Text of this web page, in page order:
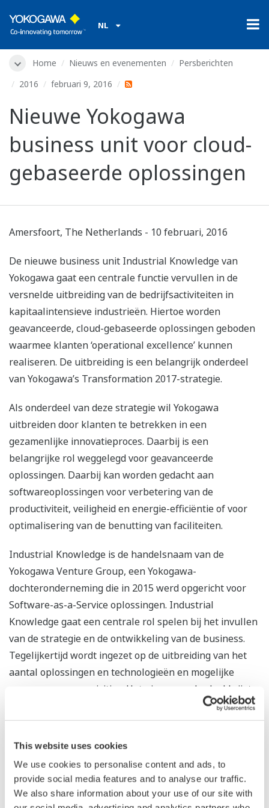
This website uses cookies
We use cookies to personalise content and ads, to
provide social media features and to analyse our traffic.
We also share information about your use of our site with
NL
Home Nieuws en evenementen
Persberichten
2016
februari 9, 2016
Nieuwe Yokogawa
business unit voor cloud-
gebaseerde oplossingen
Amersfoort, The Netherlands - 10 februari, 2016
De nieuwe business unit Industrial Knowledge van
Yokogawa gaat een centrale functie vervullen in de
versnelde uitbreiding van de bedrijfsactiviteiten in
kapitaalintensieve industrieën. Hiertoe worden
geavanceerde, cloud-gebaseerde oplossingen geboden
waarmee klanten ‘operational excellence’ kunnen
realiseren. De uitbreiding is een belangrijk onderdeel
van Yokogawa’s Transformation 2017-strategie.
Als onderdeel van deze strategie wil Yokogawa
uitbreiden door klanten te betrekken in een
gezamenlijke innovatieproces. Daarbij is een
belangrijke rol weggelegd voor geavanceerde
oplossingen. Daarbij kan worden gedacht aan
softwareoplossingen voor verbetering van de
productiviteit, veiligheid en energie-efficiëntie of voor
optimalisering van de benutting van faciliteiten.
Industrial Knowledge is de handelsnaam van de
Yokogawa Venture Group, een Yokogawa-
dochteronderneming die in 2015 werd opgericht voor
Software-as-a-Service oplossingen. Industrial
Knowledge gaat een centrale rol spelen bij het invullen
van de strategie en de ontwikkeling van de business.
Tegelijkertijd wordt ingezet op de uitbreiding van het
aantal oplossingen en technologieën en mogelijke
overnames en acquisities. Het nieuwe onderdeel krijgt
daarbij veel speelruimte om zelf initiatieven te
ontplooien en zo de business verder uit te bouwen.
Als platform voor de ontwikkeling van de cloud-
gebaseerde business nam Yokogawa eind vorig jaar
Industrial Evolution, Inc. over. Dit bedrijf heeft een grote
staat van dienst op het gebied van Data-as-a-Service-